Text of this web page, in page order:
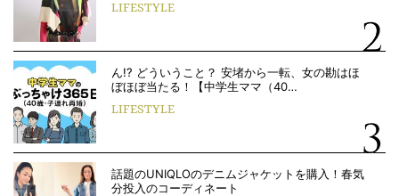
LIFESTYLE
ん!? どういうこと？ 安堵から一転、女の勘はほ
ぼほぼ当たる！【中学生ママ（40…
LIFESTYLE
話題のUNIQLOのデニムジャケットを購入！春気
分投入のコーディネート